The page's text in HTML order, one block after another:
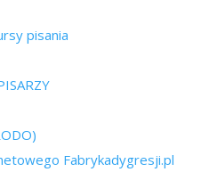
pisania
Fabrykadygresji.pl